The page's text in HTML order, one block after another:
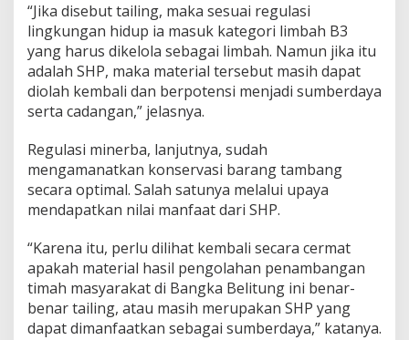
“Jika disebut tailing, maka sesuai regulasi
lingkungan hidup ia masuk kategori limbah B3
yang harus dikelola sebagai limbah. Namun jika itu
adalah SHP, maka material tersebut masih dapat
diolah kembali dan berpotensi menjadi sumberdaya
serta cadangan,” jelasnya.
Regulasi minerba, lanjutnya, sudah
mengamanatkan konservasi barang tambang
secara optimal. Salah satunya melalui upaya
mendapatkan nilai manfaat dari SHP.
“Karena itu, perlu dilihat kembali secara cermat
apakah material hasil pengolahan penambangan
timah masyarakat di Bangka Belitung ini benar-
benar tailing, atau masih merupakan SHP yang
dapat dimanfaatkan sebagai sumberdaya,” katanya.